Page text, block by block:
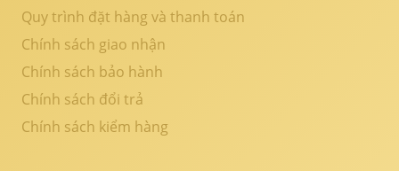
Quy trình đặt hàng và thanh toán
Chính sách giao nhận
Chính sách bảo hành
Chính sách đổi trả
Chính sách kiểm hàng